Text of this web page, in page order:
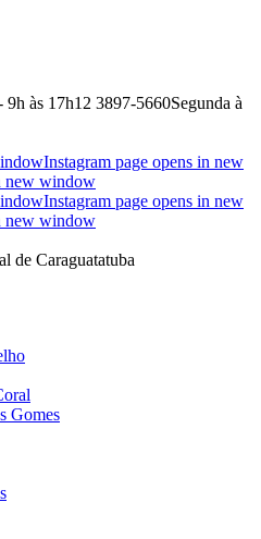
9h às 17h12 3897-5660Segunda à
Instagram page opens in new
new window
Instagram page opens in new
new window
de Caraguatatuba
Gomes